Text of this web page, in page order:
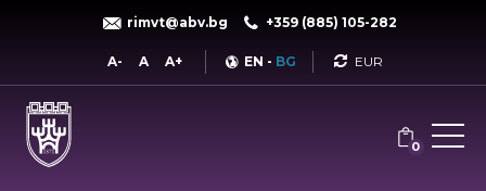
rimvt@abv.bg +359 (885) 105-282
A- A A+ EN - BG Currency
0